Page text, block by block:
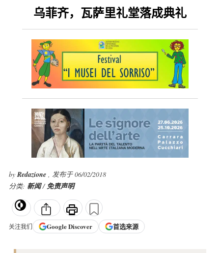
乌菲齐，瓦萨里礼堂落成典礼
byRedazione , 发布于 06/02/2018
分类: 新闻/免责声明
关注我们 GoogleDiscover 首选来源